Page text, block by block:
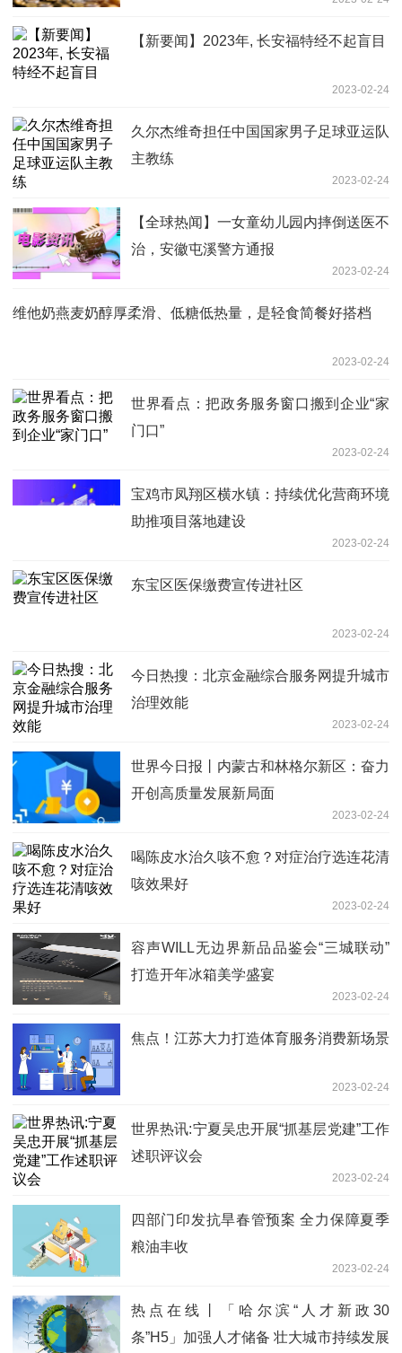
【新要闻】2023年, 长安福特经不起盲目
2023-02-24
久尔杰维奇担任中国国家男子足球亚运队
主教练
2023-02-24
【全球热闻】一女童幼儿园内摔倒送医不
治，安徽屯溪警方通报
2023-02-24
维他奶燕麦奶醇厚柔滑、低糖低热量，是轻食简餐好搭档
2023-02-24
世界看点：把政务服务窗口搬到企业“家
门口”
2023-02-24
宝鸡市凤翔区横水镇：持续优化营商环境
助推项目落地建设
2023-02-24
东宝区医保缴费宣传进社区
2023-02-24
今日热搜：北京金融综合服务网提升城市
治理效能
2023-02-24
世界今日报丨内蒙古和林格尔新区：奋力
开创高质量发展新局面
2023-02-24
喝陈皮水治久咳不愈？对症治疗选连花清
咳效果好
2023-02-24
容声WILL无边界新品品鉴会“三城联动”
打造开年冰箱美学盛宴
2023-02-24
焦点！江苏大力打造体育服务消费新场景
2023-02-24
世界热讯:宁夏吴忠开展“抓基层党建”工作
述职评议会
2023-02-24
四部门印发抗旱春管预案 全力保障夏季
粮油丰收
2023-02-24
热点在线丨「哈尔滨“人才新政30
条”H5」加强人才储备 壮大城市持续发展